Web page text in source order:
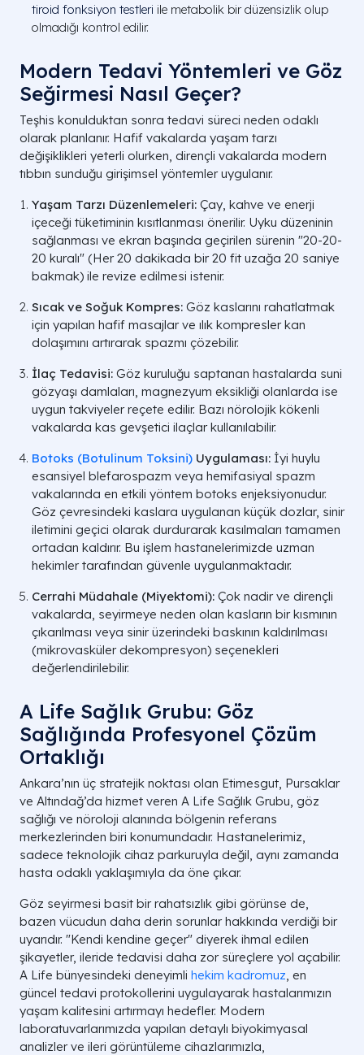
tiroid fonksiyon testleri ile metabolik bir düzensizlik olup
olmadığı kontrol edilir.
Modern Tedavi Yöntemleri ve Göz
Seğirmesi Nasıl Geçer?
Teşhis konulduktan sonra tedavi süreci neden odaklı
olarak planlanır. Hafif vakalarda yaşam tarzı
değişiklikleri yeterli olurken, dirençli vakalarda modern
tıbbın sunduğu girişimsel yöntemler uygulanır.
Yaşam Tarzı Düzenlemeleri: Çay, kahve ve enerji
içeceği tüketiminin kısıtlanması önerilir. Uyku düzeninin
sağlanması ve ekran başında geçirilen sürenin "20-20-
20 kuralı" (Her 20 dakikada bir 20 fit uzağa 20 saniye
bakmak) ile revize edilmesi istenir.
Sıcak ve Soğuk Kompres: Göz kaslarını rahatlatmak
için yapılan hafif masajlar ve ılık kompresler kan
dolaşımını artırarak spazmı çözebilir.
İlaç Tedavisi: Göz kuruluğu saptanan hastalarda suni
gözyaşı damlaları, magnezyum eksikliği olanlarda ise
uygun takviyeler reçete edilir. Bazı nörolojik kökenli
vakalarda kas gevşetici ilaçlar kullanılabilir.
Botoks (Botulinum Toksini) Uygulaması: İyi huylu
esansiyel blefarospazm veya hemifasiyal spazm
vakalarında en etkili yöntem botoks enjeksiyonudur.
Göz çevresindeki kaslara uygulanan küçük dozlar, sinir
iletimini geçici olarak durdurarak kasılmaları tamamen
ortadan kaldırır. Bu işlem hastanelerimizde uzman
hekimler tarafından güvenle uygulanmaktadır.
Cerrahi Müdahale (Miyektomi): Çok nadir ve dirençli
vakalarda, seyirmeye neden olan kasların bir kısmının
çıkarılması veya sinir üzerindeki baskının kaldırılması
(mikrovasküler dekompresyon) seçenekleri
değerlendirilebilir.
A Life Sağlık Grubu: Göz
Sağlığında Profesyonel Çözüm
Ortaklığı
Ankara’nın üç stratejik noktası olan Etimesgut, Pursaklar
ve Altındağ’da hizmet veren A Life Sağlık Grubu, göz
sağlığı ve nöroloji alanında bölgenin referans
merkezlerinden biri konumundadır. Hastanelerimiz,
sadece teknolojik cihaz parkuruyla değil, aynı zamanda
hasta odaklı yaklaşımıyla da öne çıkar.
Göz seyirmesi basit bir rahatsızlık gibi görünse de,
bazen vücudun daha derin sorunlar hakkında verdiği bir
uyarıdır. "Kendi kendine geçer" diyerek ihmal edilen
şikayetler, ileride tedavisi daha zor süreçlere yol açabilir.
A Life bünyesindeki deneyimli hekim kadromuz, en
güncel tedavi protokollerini uygulayarak hastalarımızın
yaşam kalitesini artırmayı hedefler. Modern
laboratuvarlarımızda yapılan detaylı biyokimyasal
analizler ve ileri görüntüleme cihazlarımızla,